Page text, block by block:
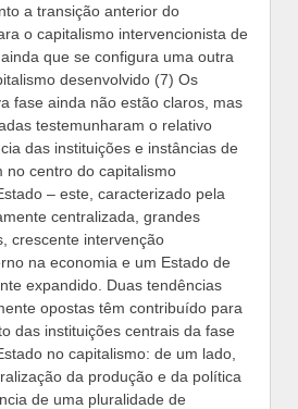
a transição anterior do
o capitalismo intervencionista de
que se configura uma outra
desenvolvido (7) Os
fase ainda não estão claros, mas
testemunharam o relativo
das instituições e instâncias de
no centro do capitalismo
– este, caracterizado pela
centralizada, grandes
crescente intervenção
na economia e um Estado de
expandido. Duas tendências
opostas têm contribuído para
das instituições centrais da fase
no capitalismo: de um lado,
da produção e da política
de uma pluralidade de